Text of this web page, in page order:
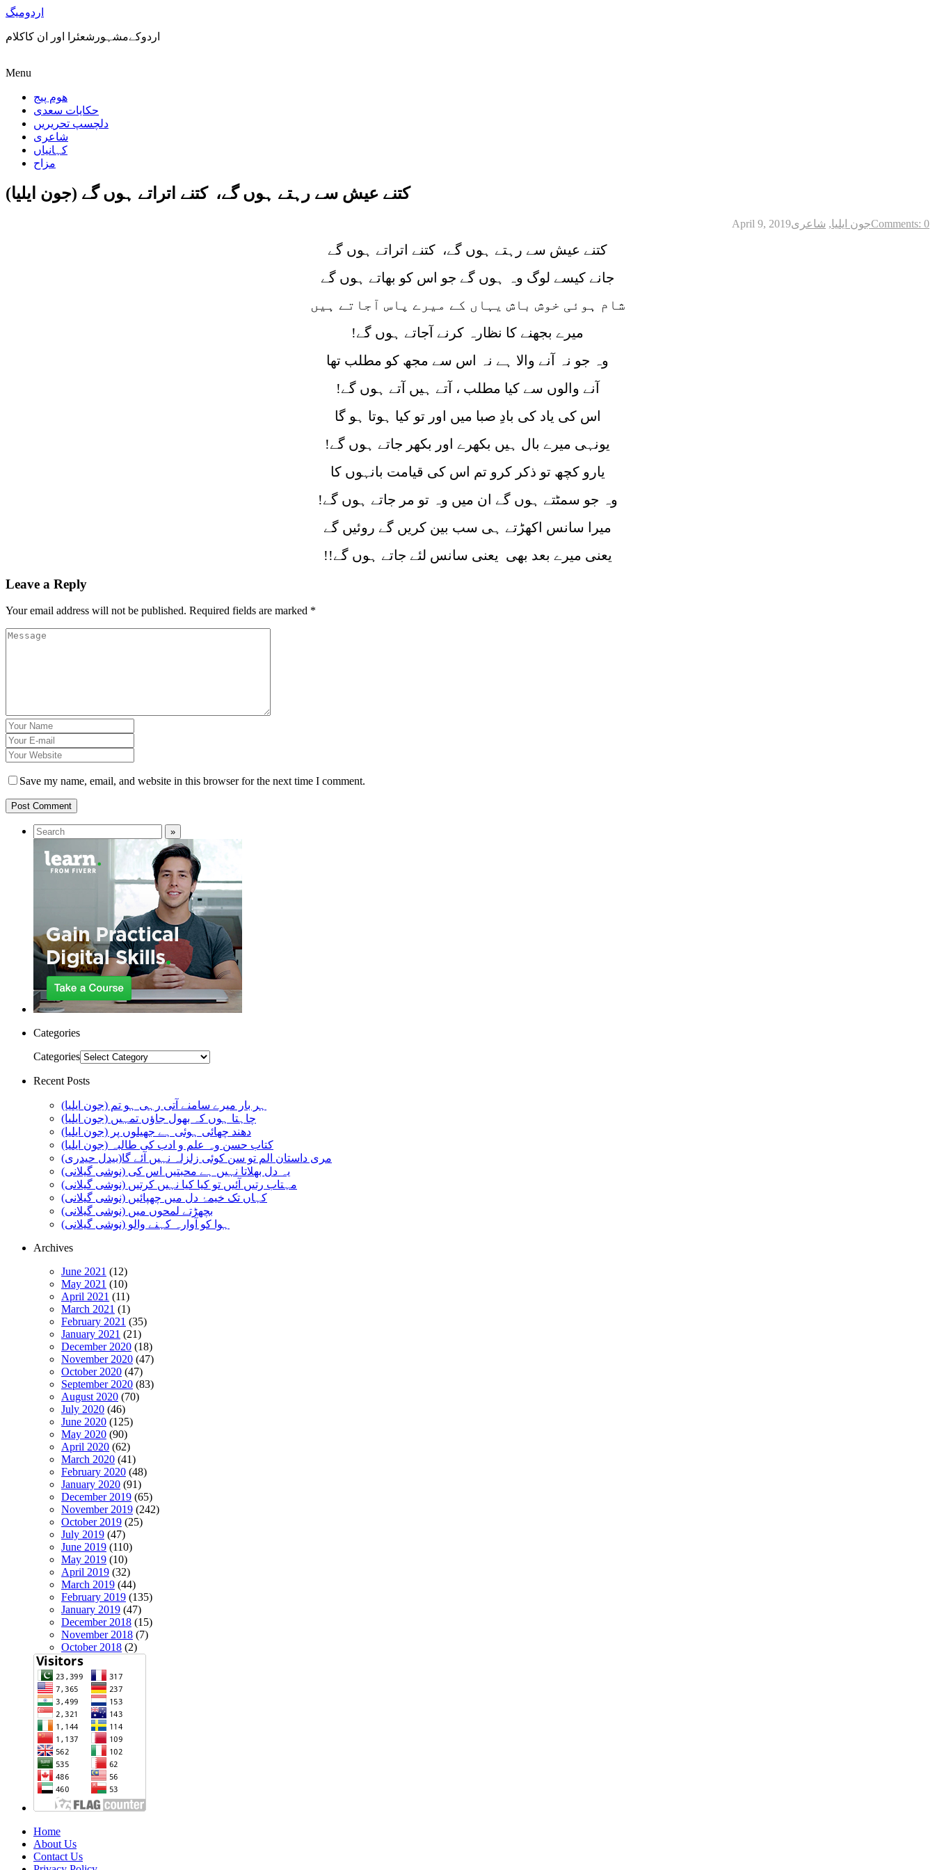
اردومیگ
اردوکےمشہورشعئرا اور ان کاکلام
Menu
ھوم پیج
حکایات سعدی
دلچسپ تحریریں
شاعری
کہانیاں
مزاح
کتنے عیش سے رہتے ہوں گے، کتنے اتراتے ہوں گے (جون ایلیا)
April 9, 2019 جون ایلیا, شاعری Comments: 0
کتنے عیش سے رہتے ہوں گے، کتنے اتراتے ہوں گے
جانے کیسے لوگ وہ ہوں گے جو اس کو بھاتے ہوں گے
شام ہوئی خوش باش یہاں کے میرے پاس آجاتے ہیں
میرے بجھنے کا نظارہ کرنے آجاتے ہوں گے!
وہ جو نہ آنے والا ہے نہ اس سے مجھ کو مطلب تھا
آنے والوں سے کیا مطلب ، آتے ہیں آتے ہوں گے!
اس کی یاد کی بادِ صبا میں اور تو کیا ہوتا ہو گا
یونہی میرے بال ہیں بکھرے اور بکھر جاتے ہوں گے!
یارو کچھ تو ذکر کرو تم اس کی قیامت بانہوں کا
وہ جو سمٹتے ہوں گے ان میں وہ تو مر جاتے ہوں گے!
میرا سانس اکھڑتے ہی سب بین کریں گے روئیں گے
یعنی میرے بعد بھی یعنی سانس لئے جاتے ہوں گے!!
Leave a Reply
Your email address will not be published. Required fields are marked *
Save my name, email, and website in this browser for the next time I comment.
Categories
Categories
Recent Posts
ہر بار میرے سامنے آتی رہی ہو تم (جون ایلیا)
چاہتا ہوں کہ بھول جاؤں تمہیں (جون ایلیا)
دھند چھائی ہوئی ہے جھیلوں پر (جون ایلیا)
کتاب حسن وہ علم و ادب کی طالبہ (جون ایلیا)
مری داستان الم تو سن کوئی زلزلہ نہیں آئے گا(بیدل حیدری)
یہ دل بھلاتا نہیں ہے محبتیں اس کی (نوشی گیلانی)
مہتاب رتیں آئیں تو کیا کیا نہیں کرتیں (نوشی گیلانی)
کہاں تک خیمۂ دل میں چھپائیں (نوشی گیلانی)
بچھڑتے لمحوں میں (نوشی گیلانی)
ہوا کو آوارہ کہنے والو (نوشی گیلانی)
Archives
June 2021 (12)
May 2021 (10)
April 2021 (11)
March 2021 (1)
February 2021 (35)
January 2021 (21)
December 2020 (18)
November 2020 (47)
October 2020 (47)
September 2020 (83)
August 2020 (70)
July 2020 (46)
June 2020 (125)
May 2020 (90)
April 2020 (62)
March 2020 (41)
February 2020 (48)
January 2020 (91)
December 2019 (65)
November 2019 (242)
October 2019 (25)
July 2019 (47)
June 2019 (110)
May 2019 (10)
April 2019 (32)
March 2019 (44)
February 2019 (135)
January 2019 (47)
December 2018 (15)
November 2018 (7)
October 2018 (2)
Home
About Us
Contact Us